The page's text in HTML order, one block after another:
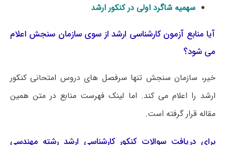
سهمیه شاگرد اولی در کنکور ارشد
آیا منابع آزمون کارشناسی ارشد از سوی سازمان سنجش اعلام
می شود؟
خیر، سازمان سنجش تنها سرفصل های دروس امتحانی کنکور
ارشد را اعلام می کند. اما لینک فهرست منابع در متن همین
مقاله قرار گرفته است.
برای دریافت سوالات کنکور کارشناسی ارشد رشته مهندسی